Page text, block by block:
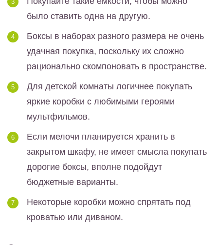
было ставить одна на другую.
Боксы в наборах разного размера не очень
удачная покупка, поскольку их сложно
рационально скомпоновать в пространстве.
Для детской комнаты логичнее покупать
яркие коробки с любимыми героями
мультфильмов.
Если мелочи планируется хранить в
закрытом шкафу, не имеет смысла покупать
дорогие боксы, вполне подойдут
бюджетные варианты.
Некоторые коробки можно спрятать под
кроватью или диваном.